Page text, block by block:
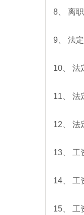
8、 离
9、 法
10、 法
11、 法
12、 法
13、 工
14、 工
15、 工